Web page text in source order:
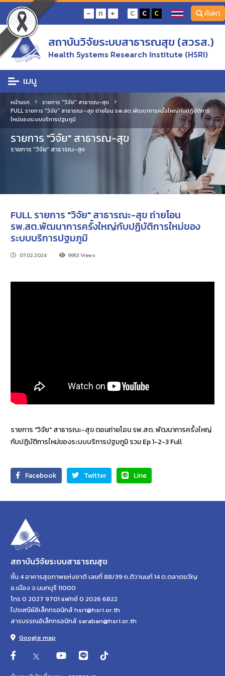
- ก + C C C ค้นหา
สถาบันวิจัยระบบสาธารณสุข (สวรส.)
Health Systems Research Institute (HSRI)
เมนู
หน้าแรก
รายการ "วิจัย" สาธารณ-สุข
FULL รายการ "วิจัย" สาธารณะ-สุข ถ่ายโอน รพ.สต.พัฒนาการครั้งใหญ่กับปฏิบัติการ
ใหม่ของระบบบริการปฐมภูมิ
รายการ "วิจัย" สาธารณ-สุข
รายการ "วิจัย" สาธารณ-สุข
FULL รายการ "วิจัย" สาธารณะ-สุข ถ่ายโอน
รพ.สต.พัฒนาการครั้งใหญ่กับปฏิบัติการใหม่ของ
ระบบบริการปฐมภูมิ
07.02.2024 9953 Views
รายการ "วิจัย" สาธารณะ-สุข ตอนถ่ายโอน รพ.สต. พัฒนาการครั้งใหญ่
กับปฏิบัติการใหม่ของระบบบริการปฐมภูมิ รวม Ep 1-2-3 Full
Facebook Twitter Line
สถาบันวิจัยระบบสาธารณสุข
ชั้น 4 อาคารสุขภาพแห่งชาติ เลขที่ 88/39 ถ.ติวานนท์ 14 ต.ตลาดขวัญ
อ.เมือง จ.นนทบุรี 11000
โทร 0 2027 9701 แฟกซ์ 0 2026 6822
ไปรษณีย์อิเล็กทรอนิกส์ hsri@hsri.or.th
สารบรรณอิเล็กทรอนิกส์ saraban@hsri.or.th
Google map